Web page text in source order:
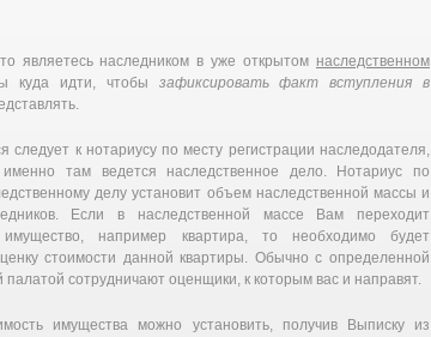
являетесь наследником в уже открытом наследственном
куда идти, чтобы зафиксировать факт вступления в
следует к нотариусу по месту регистрации наследодателя,
именно там ведется наследственное дело. Нотариус по
делу установит объем наследственной массы и
Если в наследственной массе Вам переходит
имущество, например квартира, то необходимо будет
стоимости данной квартиры. Обычно с определенной
палатой сотрудничают оценщики, к которым вас и направят.
имущества можно установить, получив Выписку из